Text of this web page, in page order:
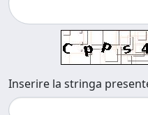
Inserire la stringa